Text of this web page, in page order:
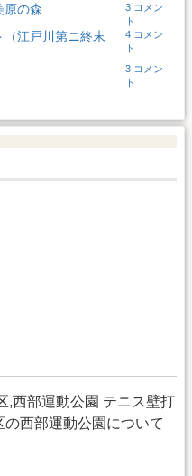
原の森
3 コメン
ト
（江戸川第ニ終末
4 コメン
ト
3 コメン
ト
,西部運動公園 テニス壁打
西部運動公園について